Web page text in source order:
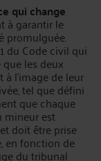
qui change
à garantir le
promulguée.
du Code civil qui
les deux
à l'image de leur
tel que défini
que chaque
mineur est
doit être prise
en fonction de
du tribunal